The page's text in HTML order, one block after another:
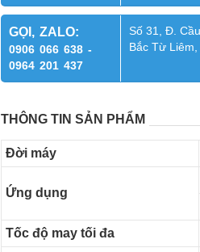
GỌI, ZALO:
0906 066 638 -
0964 201 437
Số 31, Đ.
Bắc Từ
THÔNG TIN SẢN PHẨM
Đời máy
Ứng dụng
Tốc độ may tối đa